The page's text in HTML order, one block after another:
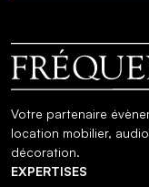
Votre partenaire
location mobilier,
décoration.
EXPERTISES